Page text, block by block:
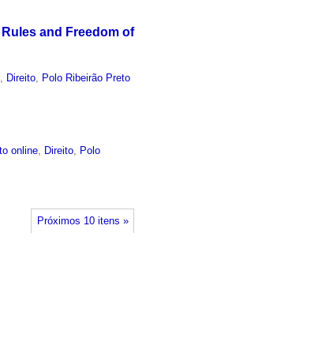
and Freedom of
Direito Polo Ribeirão Preto
online, Direito, Polo
Próximos 10 itens »